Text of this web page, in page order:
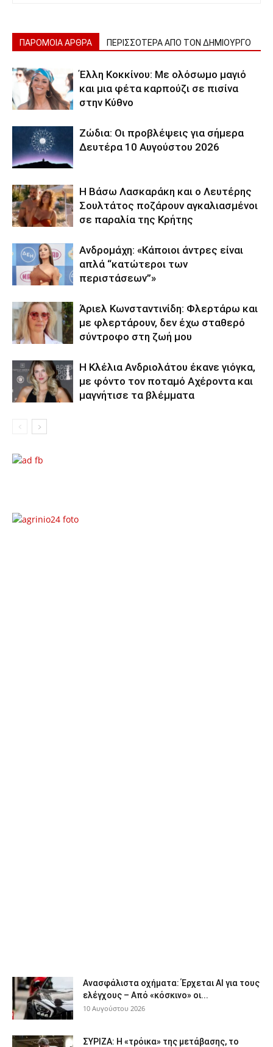
ΠΑΡΟΜΟΙΑ ΑΡΘΡΑ ΠΕΡΙΣΣΟΤΕΡΑ ΑΠΟ ΤΟΝ ΔΗΜΙΟΥΡΓΟ
Έλλη Κοκκίνου: Με ολόσωμο μαγιό
και μια φέτα καρπούζι σε πισίνα
στην Κύθνο
Ζώδια: Οι προβλέψεις για σήμερα
Δευτέρα 10 Αυγούστου 2026
Η Βάσω Λασκαράκη και ο Λευτέρης
Σουλτάτος ποζάρουν αγκαλιασμένοι
σε παραλία της Κρήτης
Ανδρομάχη: «Κάποιοι άντρες είναι
απλά “κατώτεροι των
περιστάσεων”»
Άριελ Κωνσταντινίδη: Φλερτάρω και
με φλερτάρουν, δεν έχω σταθερό
σύντροφο στη ζωή μου
Η Κλέλια Ανδριολάτου έκανε γιόγκα,
με φόντο τον ποταμό Αχέροντα και
μαγνήτισε τα βλέμματα
Ανασφάλιστα οχήματα: Έρχεται ΑΙ για τους
ελέγχους – Από «κόσκινο» οι...
10 Αυγούστου 2026
ΣΥΡΙΖΑ: Η «τρόικα» της μετάβασης, το